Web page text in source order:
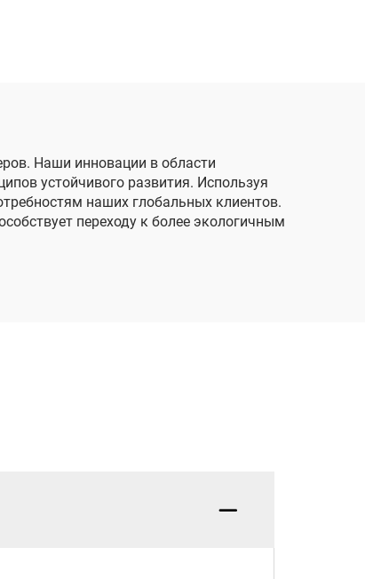
Наши инновации в области
устойчивого развития. Используя
наших глобальных клиентов.
переходу к более экологичным